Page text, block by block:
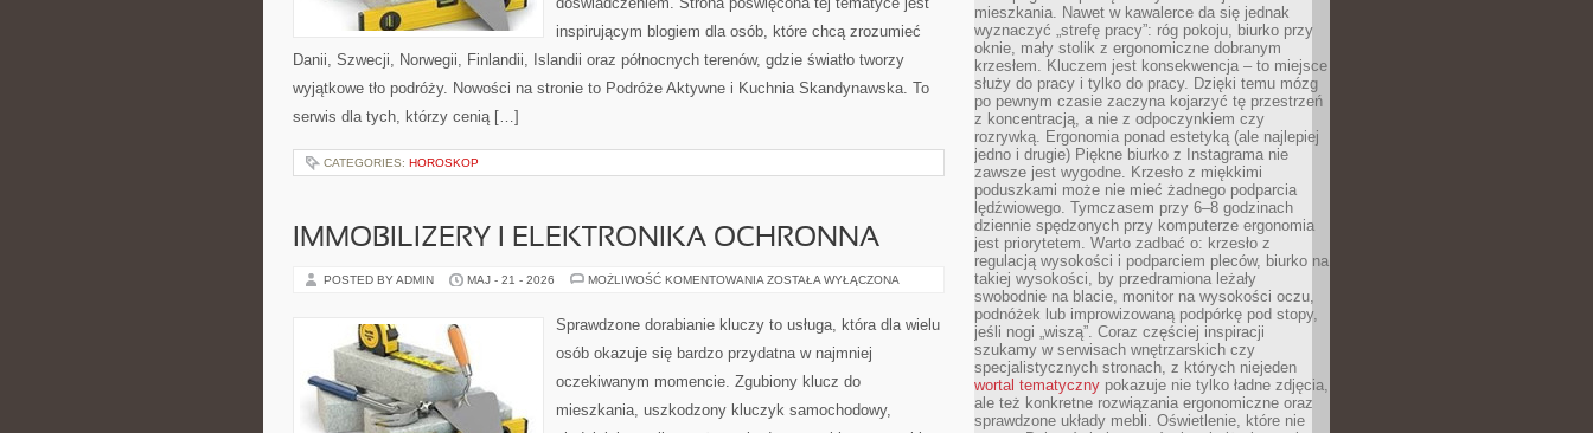
inspirującym blogiem dla osób, które chcą zrozumieć
Danii, Szwecji, Norwegii, Finlandii, Islandii oraz północnych terenów, gdzie światło tworzy
wyjątkowe tło podróży. Nowości na stronie to Podróże Aktywne i Kuchnia Skandynawska. To
serwis dla tych, którzy cenią […]
CATEGORIES: HOROSKOP
IMMOBILIZERY I ELEKTRONIKA OCHRONNA
POSTED BY ADMIN MAJ - 21 - 2026 MOŻLIWOŚĆ KOMENTOWANIA IMMOBILIZERY
OCHRONNA
ZOSTAŁA WYŁĄCZONA
Sprawdzone dorabianie kluczy to usługa, która dla wielu
osób okazuje się bardzo przydatna w najmniej
oczekiwanym momencie. Zgubiony klucz do
mieszkania, uszkodzony kluczyk samochodowy,
mieszkania. Nawet w kawalerce da się jednak
wyznaczyć „strefę pracy”: róg pokoju, biurko przy
oknie, mały stolik z ergonomiczne dobranym
krzesłem. Kluczem jest konsekwencja – to miejsce
służy do pracy i tylko do pracy. Dzięki temu mózg
po pewnym czasie zaczyna kojarzyć tę przestrzeń
z koncentracją, a nie z odpoczynkiem czy
rozrywką. Ergonomia ponad estetyką (ale najlepiej
jedno i drugie) Piękne biurko z Instagrama nie
zawsze jest wygodne. Krzesło z miękkimi
poduszkami może nie mieć żadnego podparcia
lędźwiowego. Tymczasem przy 6–8 godzinach
dziennie spędzonych przy komputerze ergonomia
jest priorytetem. Warto zadbać o: krzesło z
regulacją wysokości i podparciem pleców, biurko na
takiej wysokości, by przedramiona leżały
swobodnie na blacie, monitor na wysokości oczu,
podnóżek lub improwizowaną podpórkę pod stopy,
jeśli nogi „wiszą”. Coraz częściej inspiracji
szukamy w serwisach wnętrzarskich czy
specjalistycznych stronach, z których niejeden
wortal tematyczny pokazuje nie tylko ładne zdjęcia,
ale też konkretne rozwiązania ergonomiczne oraz
sprawdzone układy mebli. Oświetlenie, które nie